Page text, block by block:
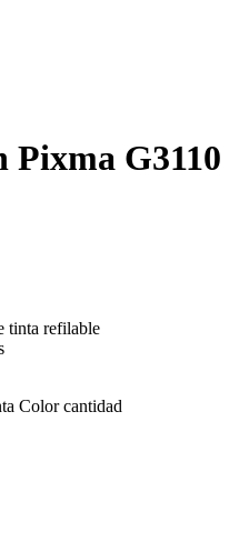
Pixma G3110
tinta refilable
Color cantidad